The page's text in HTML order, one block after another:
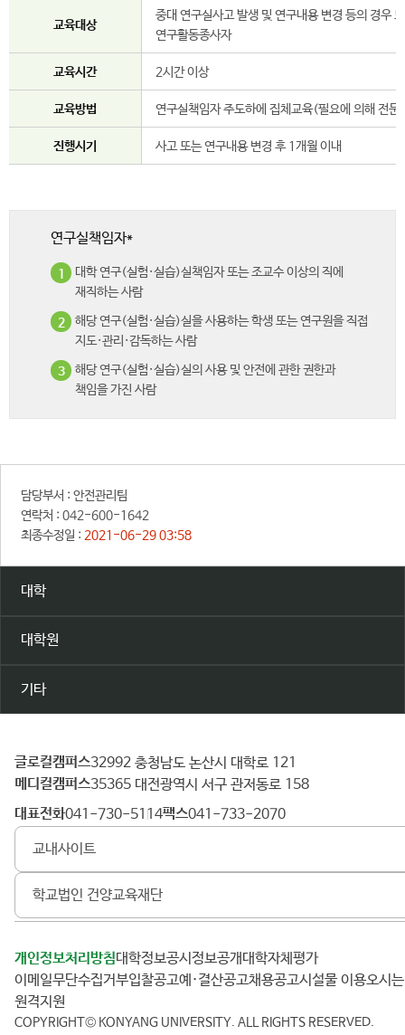
교육대상
중대 연구실사고 발생 및 연구내용 변경 등의 경우
연구활동종사자
교육시간 2시간 이상
교육방법 연구실책임자 주도하에 집체교육(필요에 의해 전문
진행시기 사고 또는 연구내용 변경 후 1개월 이내
연구실책임자*
1
대학 연구(실험·실습)실책임자 또는 조교수 이상의 직에
재직하는 사람
2
해당 연구(실험·실습)실을 사용하는 학생 또는 연구원을 직접
지도·관리·감독하는 사람
3
해당 연구(실험·실습)실의 사용 및 안전에 관한 권한과
책임을 가진 사람
담당부서 : 안전관리팀
연락처 : 042-600-1642
최종수정일 : 2021-06-29 03:58
대학
대학원
기타
건
양
대
학
글로컬캠퍼스 32992 충청남도 논산시 대학로 121
메디컬캠퍼스 35365 대전광역시 서구 관저동로 158
대표전화 041-730-5114 팩스 041-733-2070
교내사이트
학교법인 건양교육재단
개인정보처리방침 대학정보공시 정보공개
대학자체평가
이메일무단수집거부
입찰공고 예·결산공고 채용공고 시설물 이용
오시
원격지원
COPYRIGHT© KONYANG UNIVERSITY. ALL RIGHTS RESERVED.